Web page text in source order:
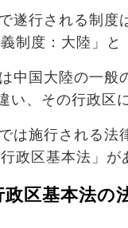
遂行される制度
制度：大陸」と
中国大陸の一般
い、その行政区
は施行される法
政区基本法」が
区基本法の